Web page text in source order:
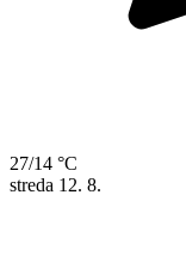
27/14 °C
streda 12. 8.